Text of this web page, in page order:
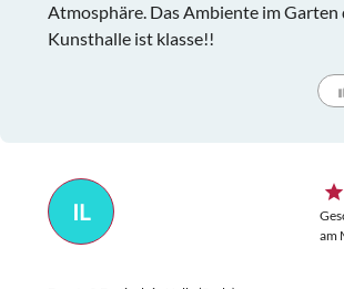
Atmosphäre. Das Ambiente im Garten
Kunsthalle ist klasse!!
IL
am